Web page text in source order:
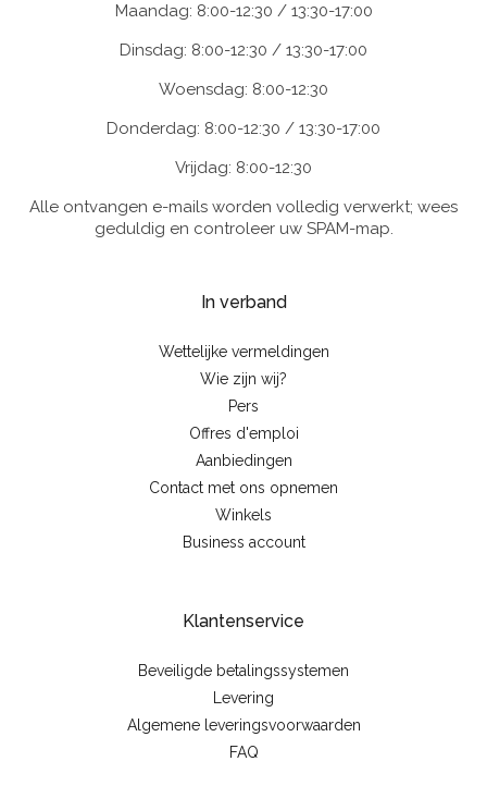
Maandag: 8:00-12:30 / 13:30-17:00
Dinsdag: 8:00-12:30 / 13:30-17:00
Woensdag: 8:00-12:30
Donderdag: 8:00-12:30 / 13:30-17:00
Vrijdag: 8:00-12:30
Alle ontvangen e-mails worden volledig verwerkt; wees
geduldig en controleer uw SPAM-map.
In verband
Wettelijke vermeldingen
Wie zijn wij?
Pers
Offres d'emploi
Aanbiedingen
Contact met ons opnemen
Winkels
Business account
Klantenservice
Beveiligde betalingssystemen
Levering
Algemene leveringsvoorwaarden
FAQ